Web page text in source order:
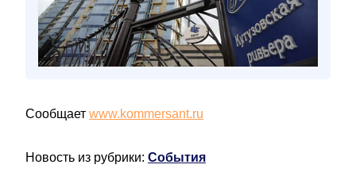
Сообщает www.kommersant.ru
Новость из рубрики: События